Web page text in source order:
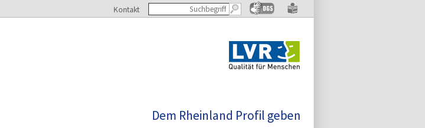
Kontakt
Dem Rheinland Profil geben